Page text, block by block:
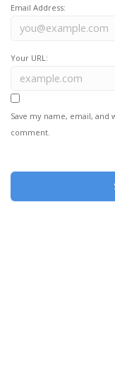
Email Address:
Your URL:
Save my name, email,
comment.